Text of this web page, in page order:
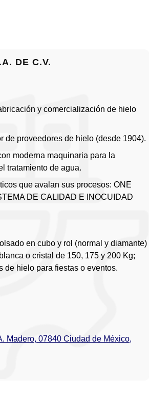
DE C.V.
y comercialización de hielo
de proveedores de hielo (desde 1904).
moderna maquinaria para la
tratamiento de agua.
que avalan sus procesos: ONE
DE CALIDAD E INOCUIDAD
en cubo y rol (normal y diamante)
o cristal de 150, 175 y 200 Kg;
de hielo para fiestas o eventos.
Madero, 07840 Ciudad de México,